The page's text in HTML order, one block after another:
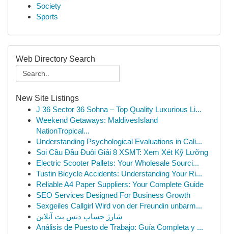
Society
Sports
Web Directory Search
New Site Listings
J 36 Sector 36 Sohna – Top Quality Luxurious Li...
Weekend Getaways: MaldivesIsland
NationTropical...
Understanding Psychological Evaluations in Cali...
Soi Cầu Đầu Đuôi Giải 8 XSMT: Xem Xét Kỹ Lưỡng
Electric Scooter Pallets: Your Wholesale Sourci...
Tustin Bicycle Accidents: Understanding Your Ri...
Reliable A4 Paper Suppliers: Your Complete Guide
SEO Services Designed For Business Growth
Sexgeiles Callgirl Wird von der Freundin unbarm...
شارژ حساب دنس بت آنلاین
Análisis de Puesto de Trabajo: Guía Completa y ...